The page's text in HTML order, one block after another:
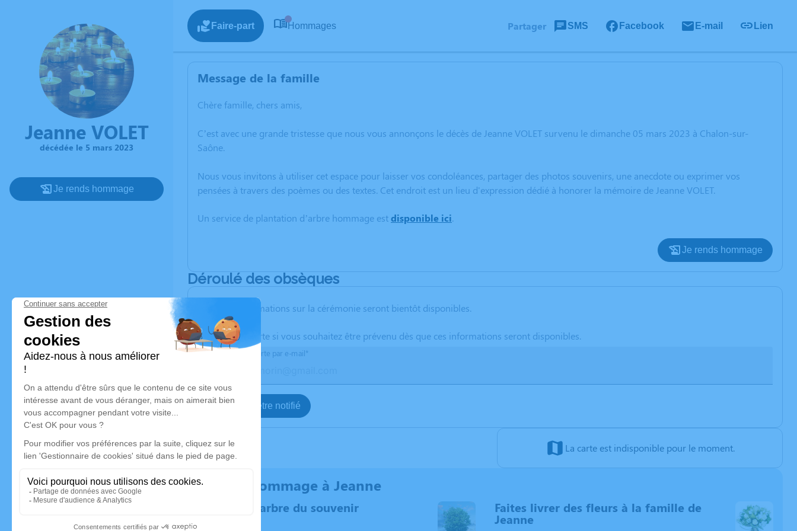
Jeanne VOLET
décédée le 5 mars 2023
Je rends hommage
Faire-part Hommages Partager SMS Facebook E-mail Lien
Message de la famille
Chère famille, chers amis,
C’est avec une grande tristesse que nous vous annonçons le décès de Jeanne VOLET survenu le dimanche 05 mars 2023 à Chalon-sur-
Saône.
Nous vous invitons à utiliser cet espace pour laisser vos condoléances, partager des photos souvenirs, une anecdote ou exprimer vos
pensées à travers des poèmes ou des textes. Cet endroit est un lieu d'expression dédié à honorer la mémoire de Jeanne VOLET.
Un service de plantation d’arbre hommage estdisponible ici.
Je rends hommage
Déroulé des obsèques
Les informations sur la cérémonie seront bientôt disponibles.
Activez une alerte si vous souhaitez être prévenu dès que ces informations seront disponibles.
Recevoir une alerte par e-mail*
Je veux être notifié
La carte est indisponible pour le moment.
Rendez hommage à Jeanne
Plantez un arbre du souvenir Faites livrer des fleurs à la famille de
Jeanne